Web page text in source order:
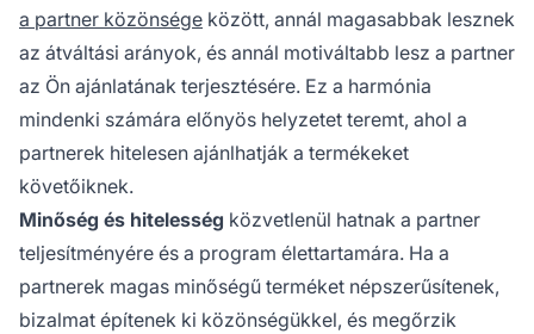
a partner közönsége között, annál magasabbak lesznek
az átváltási arányok, és annál motiváltabb lesz a partner
az Ön ajánlatának terjesztésére. Ez a harmónia
mindenki számára előnyös helyzetet teremt, ahol a
partnerek hitelesen ajánlhatják a termékeket
követőiknek.
Minőség és hitelesség közvetlenül hatnak a partner
teljesítményére és a program élettartamára. Ha a
partnerek magas minőségű terméket népszerűsítenek,
bizalmat építenek ki közönségükkel, és megőrzik